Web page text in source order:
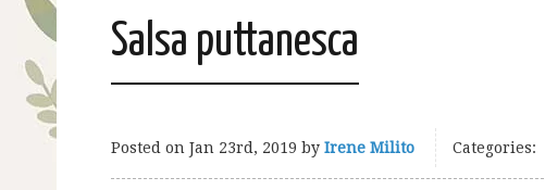
Salsa puttanesca
Posted on Jan 23rd, 2019 by Irene Milito Categories: